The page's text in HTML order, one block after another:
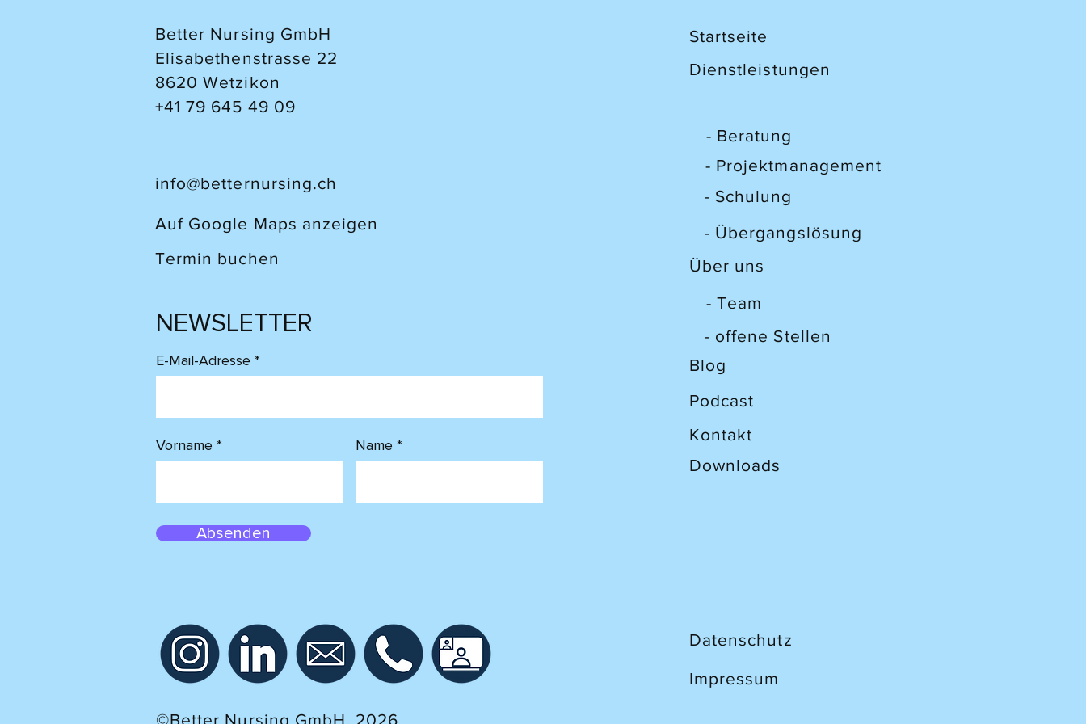
werden (Pahud et al., 2025). Dieser
Anstieg betrifft alle Versorg
Better Nursing GmbH
Elisabethenstrasse 22
8620 Wetzikon
+41 79 645 49 09
Startseite
Dienstleistungen
- Beratung
info@betternursing.ch
Auf Google Maps anzeigen
Termin buchen
NEWSLETTER
E-Mail-Adresse
Vorname Name
Absenden
- Projektmanagement
- Schulung
- Übergangslösung
Über uns
- Team
- offene Stellen
Blog
Podcast
Kontakt
Downloads
Datenschutz
Impressum
©Better Nursing GmbH, 2026